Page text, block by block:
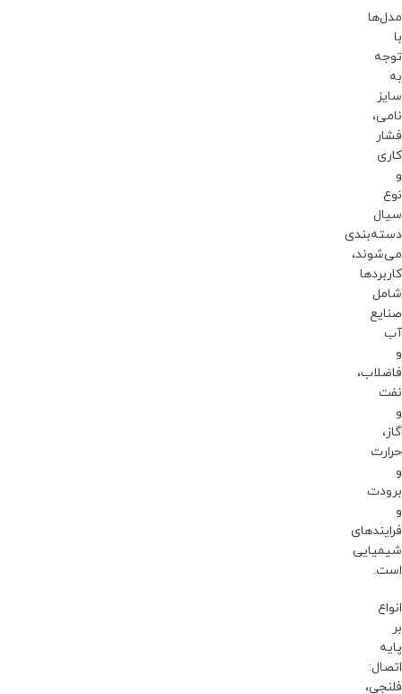
مدل‌ها
با
توجه
به
سایز
نامی،
فشار
کاری
و
نوع
سیال
دسته‌بندی
می‌شوند،
کاربردها
شامل
صنایع
آب
و
فاضلاب،
نفت
و
گاز،
حرارت
و
برودت
و
فرایندهای
شیمیایی
است.
انواع
بر
پایه
اتصال:
فلنجی،